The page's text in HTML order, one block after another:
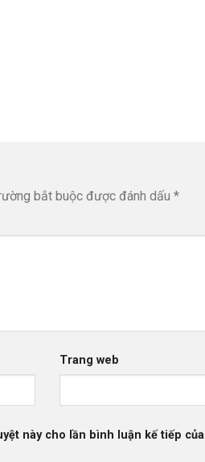
bắt buộc được đánh dấu *
Trang web
này cho lần bình luận kế tiếp của